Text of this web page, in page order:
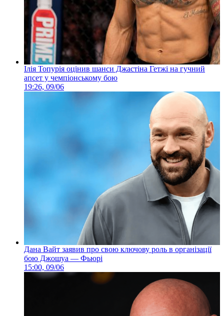
Ілія Топурія оцінив шанси Джастіна Гетжі на гучний
апсет у чемпіонському бою
19:26, 09/06
Дана Вайт заявив про свою ключову роль в організації
бою Джошуа — Фьюрі
15:00, 09/06